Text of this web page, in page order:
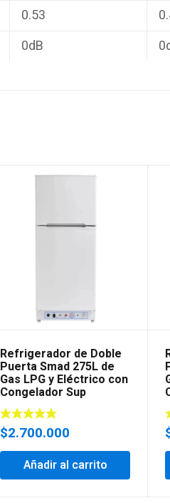
0.53
0dB
Refrigerador de Doble
Puerta Smad 275L de
Gas LPG y Eléctrico con
Congelador Sup
$2.700.000
Añadir al carrito